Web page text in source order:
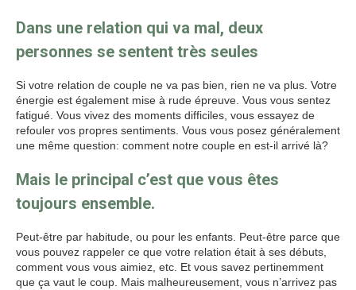
Dans une relation qui va mal, deux
personnes se sentent très seules
Si votre relation de couple ne va pas bien, rien ne va plus. Votre
énergie est également mise à rude épreuve. Vous vous sentez
fatigué. Vous vivez des moments difficiles, vous essayez de
refouler vos propres sentiments. Vous vous posez généralement
une même question: comment notre couple en est-il arrivé là?
Mais le principal c’est que vous êtes
toujours ensemble.
Peut-être par habitude, ou pour les enfants. Peut-être parce que
vous pouvez rappeler ce que votre relation était à ses débuts,
comment vous vous aimiez, etc. Et vous savez pertinemment
que ça vaut le coup. Mais malheureusement, vous n’arrivez pas